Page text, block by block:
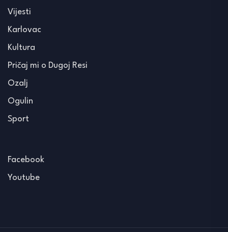
Vijesti
Karlovac
Kultura
Pričaj mi o Dugoj Resi
Ozalj
Ogulin
Sport
Facebook
Youtube